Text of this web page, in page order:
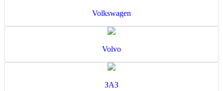
Volkswagen
Volvo
ЗАЗ